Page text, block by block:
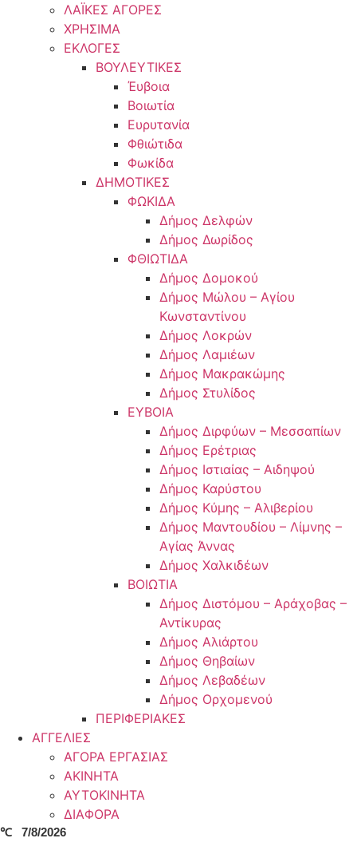
ΛΑΪΚΕΣ ΑΓΟΡΕΣ
ΧΡΗΣΙΜΑ
ΕΚΛΟΓΕΣ
ΒΟΥΛΕΥΤΙΚΕΣ
Έυβοια
Βοιωτία
Ευρυτανία
Φθιώτιδα
Φωκίδα
ΔΗΜΟΤΙΚΕΣ
ΦΩΚΙΔΑ
Δήμος Δελφών
Δήμος Δωρίδος
ΦΘΙΩΤΙΔΑ
Δήμος Δομοκού
Δήμος Μώλου – Αγίου
Κωνσταντίνου
Δήμος Λοκρών
Δήμος Λαμιέων
Δήμος Μακρακώμης
Δήμος Στυλίδος
ΕΥΒΟΙΑ
Δήμος Διρφύων – Μεσσαπίων
Δήμος Ερέτριας
Δήμος Ιστιαίας – Αιδηψού
Δήμος Καρύστου
Δήμος Κύμης – Αλιβερίου
Δήμος Μαντουδίου – Λίμνης –
Αγίας Άννας
Δήμος Χαλκιδέων
ΒΟΙΩΤΙΑ
Δήμος Διστόμου – Αράχοβας –
Αντίκυρας
Δήμος Αλιάρτου
Δήμος Θηβαίων
Δήμος Λεβαδέων
Δήμος Ορχομενού
ΠΕΡΙΦΕΡΙΑΚΕΣ
ΑΓΓΕΛΙΕΣ
ΑΓΟΡΑ ΕΡΓΑΣΙΑΣ
ΑΚΙΝΗΤΑ
ΑΥΤΟΚΙΝΗΤΑ
ΔΙΑΦΟΡΑ
℃ 7/8/2026